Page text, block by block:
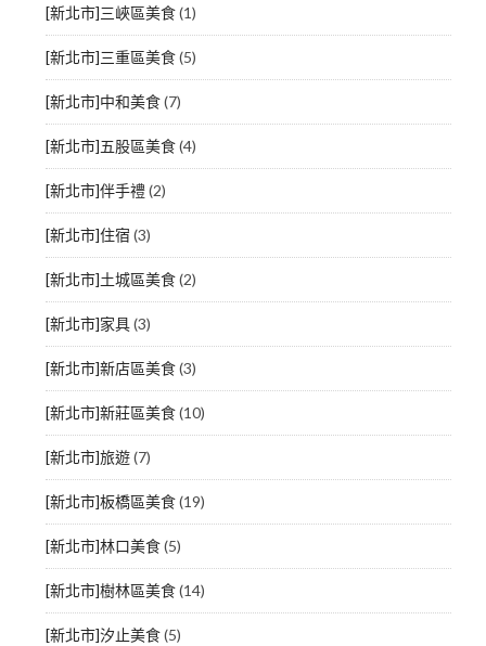
[新北市]三峽區美食(1)
[新北市]三重區美食(5)
[新北市]中和美食(7)
[新北市]五股區美食(4)
[新北市]伴手禮(2)
[新北市]住宿 (3)
[新北市]土城區美食(2)
[新北市]家具(3)
[新北市]新店區美食(3)
[新北市]新莊區美食(10)
[新北市]旅遊(7)
[新北市]板橋區美食(19)
[新北市]林口美食(5)
[新北市]樹林區美食(14)
[新北市]汐止美食(5)